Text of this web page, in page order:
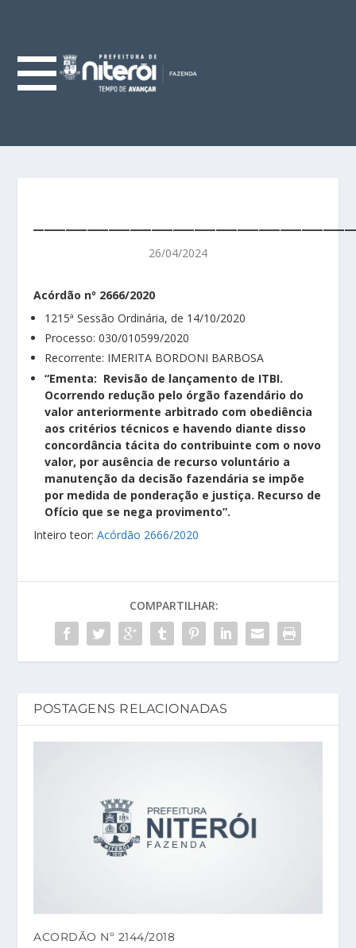
26/04/2024
Acórdão nº 2666/2020
1215ª Sessão Ordinária, de 14/10/2020
Processo: 030/010599/2020
Recorrente: IMERITA BORDONI BARBOSA
“Ementa: Revisão de lançamento de ITBI.
Ocorrendo redução pelo órgão fazendário do
valor anteriormente arbitrado com obediência
aos critérios técnicos e havendo diante disso
concordância tácita do contribuinte com o novo
valor, por ausência de recurso voluntário a
manutenção da decisão fazendária se impõe
por medida de ponderação e justiça. Recurso de
Ofício que se nega provimento”.
Inteiro teor:Acórdão 2666/2020
COMPARTILHAR:
POSTAGENS RELACIONADAS
ACORDÃO Nº 2144/2018